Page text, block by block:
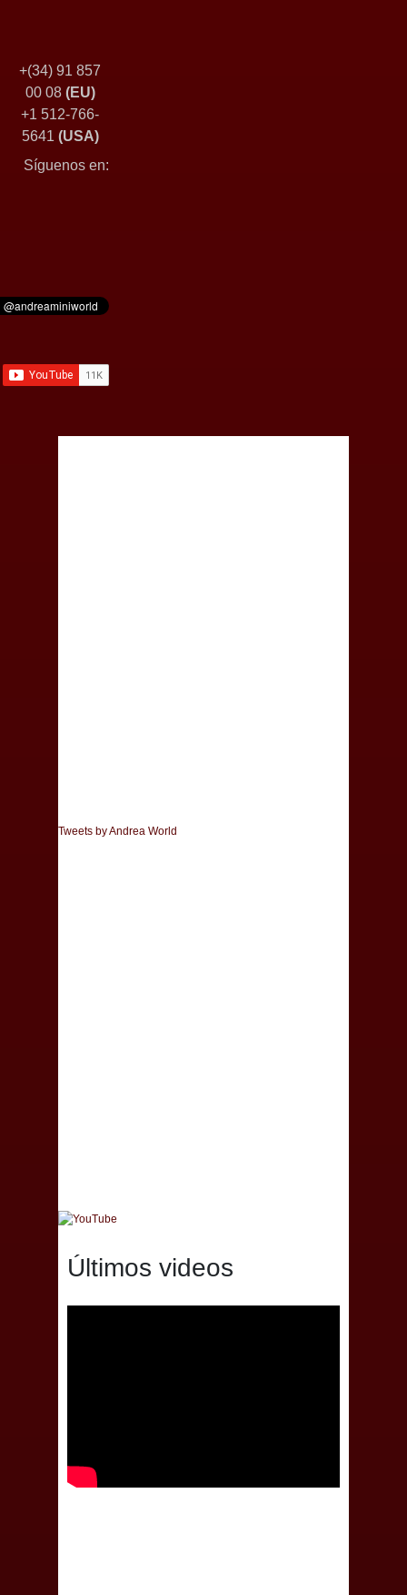
+(34) 91 857
00 08 (EU)
+1 512-766-
5641 (USA)
Síguenos en:
Tweets by Andrea World
Últimos videos